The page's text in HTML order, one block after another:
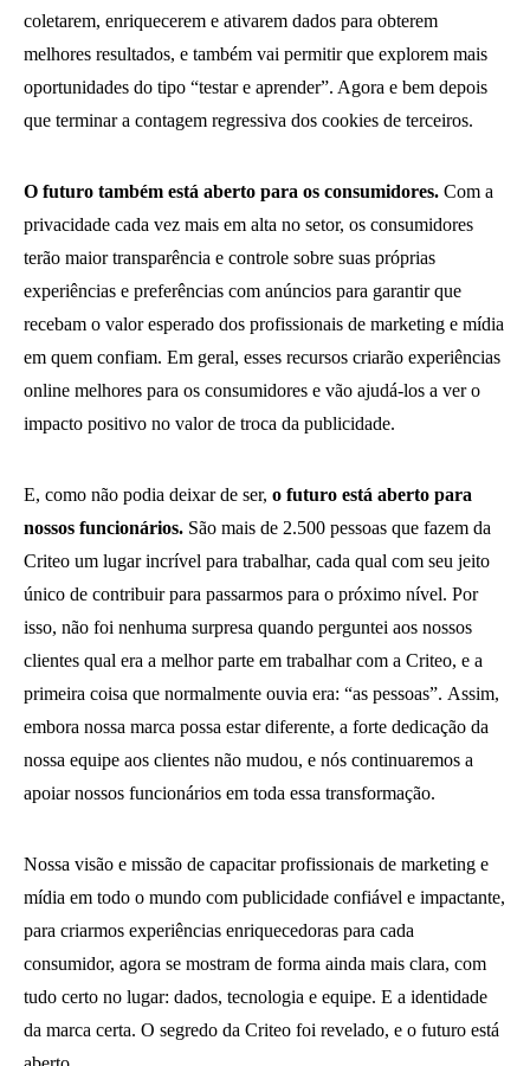
coletarem, enriquecerem e ativarem dados para obterem
melhores resultados, e também vai permitir que explorem mais
oportunidades do tipo “testar e aprender”. Agora e bem depois
que terminar a contagem regressiva dos cookies de terceiros.
O futuro também está aberto para os consumidores. Com a
privacidade cada vez mais em alta no setor, os consumidores
terão maior transparência e controle sobre suas próprias
experiências e preferências com anúncios para garantir que
recebam o valor esperado dos profissionais de marketing e mídia
em quem confiam. Em geral, esses recursos criarão experiências
online melhores para os consumidores e vão ajudá-los a ver o
impacto positivo no valor de troca da publicidade.
E, como não podia deixar de ser, o futuro está aberto para
nossos funcionários. São mais de 2.500 pessoas que fazem da
Criteo um lugar incrível para trabalhar, cada qual com seu jeito
único de contribuir para passarmos para o próximo nível. Por
isso, não foi nenhuma surpresa quando perguntei aos nossos
clientes qual era a melhor parte em trabalhar com a Criteo, e a
primeira coisa que normalmente ouvia era: “as pessoas”. Assim,
embora nossa marca possa estar diferente, a forte dedicação da
nossa equipe aos clientes não mudou, e nós continuaremos a
apoiar nossos funcionários em toda essa transformação.
Nossa visão e missão de capacitar profissionais de marketing e
mídia em todo o mundo com publicidade confiável e impactante,
para criarmos experiências enriquecedoras para cada
consumidor, agora se mostram de forma ainda mais clara, com
tudo certo no lugar: dados, tecnologia e equipe. E a identidade
da marca certa. O segredo da Criteo foi revelado, e o futuro está